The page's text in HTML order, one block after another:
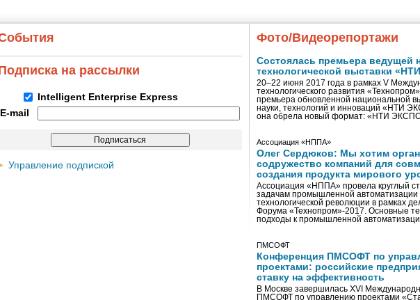
на рассылки
Intelligent Enterprise Express
E-mail
Управление подпиской
Фото/Видеорепортажи
Состоялась премьера ведущей
технологической выставки
20–22 июня 2017 года в рамках V
технологического развития
премьера обновленной национальной
науки, технологий и инноваций «НТИ
она обрела новый формат: «НТИ
Ассоциация «НППА»
Олег Сердюков: Мы хотим
содружество компаний для
создания продукта мирового
Ассоциация «НППА» провела круглый
задачам промышленной автоматизации
технологической революции в рамках
Форума «Технопром»-2017. Основные
подходы к промышленной
ПМСОФТ
Конференция ПМСОФТ по
проектами: российские
ставку на эффективность
В Москве завершилась XVI
ПМСОФТ по управлению проектами